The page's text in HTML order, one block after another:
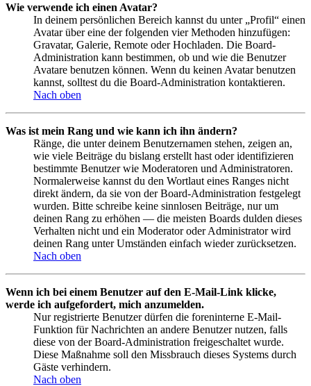
Wie verwende ich einen Avatar?
In deinem persönlichen Bereich kannst du unter „Profil“ einen
Avatar über eine der folgenden vier Methoden hinzufügen:
Gravatar, Galerie, Remote oder Hochladen. Die Board-
Administration kann bestimmen, ob und wie die Benutzer
Avatare benutzen können. Wenn du keinen Avatar benutzen
kannst, solltest du die Board-Administration kontaktieren.
Nach oben
Was ist mein Rang und wie kann ich ihn ändern?
Ränge, die unter deinem Benutzernamen stehen, zeigen an,
wie viele Beiträge du bislang erstellt hast oder identifizieren
bestimmte Benutzer wie Moderatoren und Administratoren.
Normalerweise kannst du den Wortlaut eines Ranges nicht
direkt ändern, da sie von der Board-Administration festgelegt
wurden. Bitte schreibe keine sinnlosen Beiträge, nur um
deinen Rang zu erhöhen — die meisten Boards dulden dieses
Verhalten nicht und ein Moderator oder Administrator wird
deinen Rang unter Umständen einfach wieder zurücksetzen.
Nach oben
Wenn ich bei einem Benutzer auf den E-Mail-Link klicke,
werde ich aufgefordert, mich anzumelden.
Nur registrierte Benutzer dürfen die foreninterne E-Mail-
Funktion für Nachrichten an andere Benutzer nutzen, falls
diese von der Board-Administration freigeschaltet wurde.
Diese Maßnahme soll den Missbrauch dieses Systems durch
Gäste verhindern.
Nach oben